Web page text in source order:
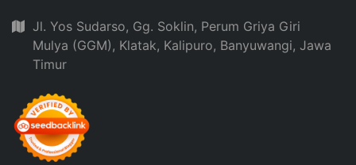
Jl. Yos Sudarso, Gg. Soklin, Perum Griya Giri
Mulya (GGM), Klatak, Kalipuro, Banyuwangi, Jawa
Timur